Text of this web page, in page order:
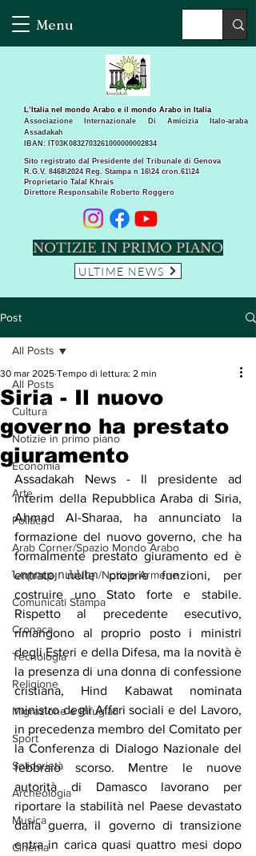
Menu
Sito registrato dal Presidente del Tribunale di Genova
R.G.V. 8468\2024 Reg. Stampa n 16\24 cron.61\24 ​
Proprietario Talal Khrais
Direttore Responsabile Roberto Roggero
L’Italia nel mondo Arabo e il mondo Arabo in Italia
Associazione Internazionale Di Amicizia Italo-araba
Assadakah
IBAN: IT03K0832703261000000002834
NOTIZIE IN PRIMO PIANO
ULTIME NEWS
Post
All Posts
Cultura
Notizie in primo piano
Economia
Arte
Politica
Arab Corner/Spazio Mondo Arabo
Նորություններ/Notizie Armene
Comunicati Stampa
Cronaca
Tecnologia
Religione
Migrazione e Rifugiati
Sport
Solidarietà
Archeologia
Musica
Cinema
All Posts
Siria - Il nuovo
governo ha prestato
giuramento
30 mar 2025 Tempo di lettura: 2 min
Assadakah News - Il presidente ad
interim della Repubblica Araba di Siria,
Ahmad Al-Sharaa, ha annunciato la
formazione del nuovo governo, che ha
formalmente prestato giuramento ed è
entrato nelle proprie funzioni, per
costruire uno Stato forte e stabile.
Rispetto al precedente esecutivo,
rimangono al proprio posto i ministri
degli Esteri e della Difesa, ma la novità è
la presenza di una donna di confessione
cristiana, Hind Kabawat nominata
ministro degli Affari sociali e del Lavoro,
in precedenza membro del Comitato per
la Conferenza di Dialogo Nazionale del
febbraio scorso. Mentre le nuove
autorità di Damasco lavorano per
riportare la stabilità nel Paese devastato
dalla guerra, il governo di transizione
entra in carica quasi quattro mesi dopo